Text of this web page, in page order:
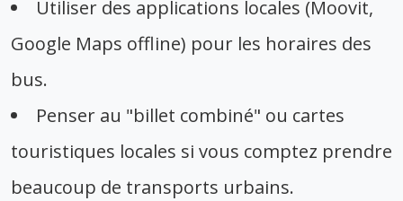
Utiliser des applications locales (Moovit,
Google Maps offline) pour les horaires des
bus.
Penser au "billet combiné" ou cartes
touristiques locales si vous comptez prendre
beaucoup de transports urbains.